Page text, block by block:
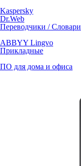
Kaspersky
Dr.Web
Переводчики / Словари
ABBYY Lingvo
Прикладные
ПО для дома и офиса